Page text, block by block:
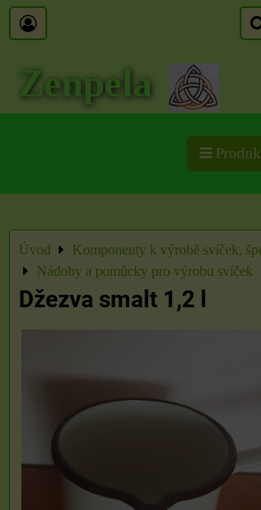
Zenpela
Úvod
Komponenty k výrobě svíček,
Nádoby a pomůcky pro výrobu svíček
Džezva smalt 1,2 l